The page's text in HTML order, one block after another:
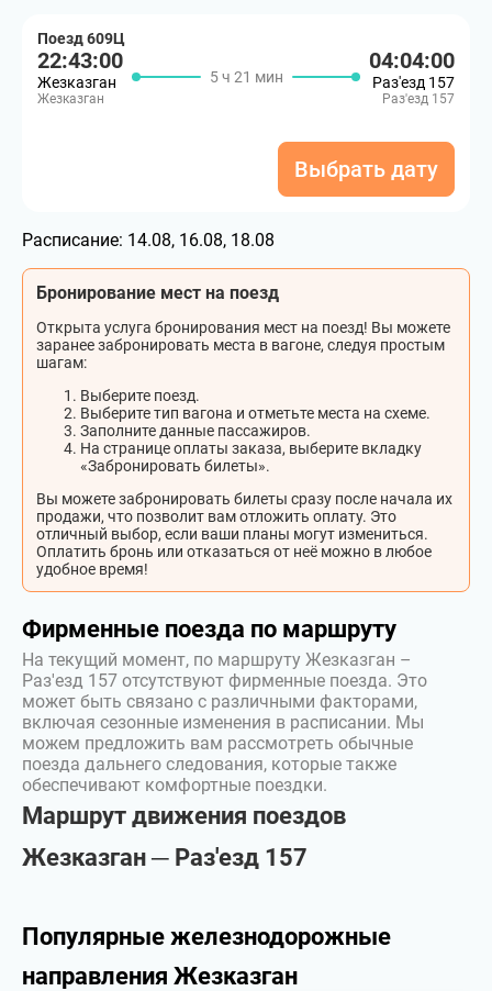
Поезд 609Ц
22:43:00
Жезказган
Жезказган
5 ч 21 мин
04:04:00
Раз'езд 157
Раз'езд 157
Выбрать дату
Расписание: 14.08, 16.08, 18.08
Бронирование мест на поезд
Открыта услуга бронирования мест на поезд! Вы можете
заранее забронировать места в вагоне, следуя простым
шагам:
Выберите поезд.
Выберите тип вагона и отметьте места на схеме.
Заполните данные пассажиров.
На странице оплаты заказа, выберите вкладку
«Забронировать билеты».
Вы можете забронировать билеты сразу после начала их
продажи, что позволит вам отложить оплату. Это
отличный выбор, если ваши планы могут измениться.
Оплатить бронь или отказаться от неё можно в любое
удобное время!
Фирменные поезда по маршруту
На текущий момент, по маршруту Жезказган –
Раз'езд 157 отсутствуют фирменные поезда. Это
может быть связано с различными факторами,
включая сезонные изменения в расписании. Мы
можем предложить вам рассмотреть обычные
поезда дальнего следования, которые также
обеспечивают комфортные поездки.
Маршрут движения поездов
Жезказган ─ Раз'езд 157
Популярные железнодорожные
направления Жезказган